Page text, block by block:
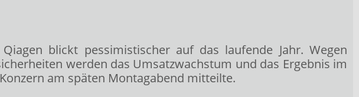
blickt pessimistischer auf das laufende Jahr. Wegen
werden das Umsatzwachstum und das Ergebnis im
am späten Montagabend mitteilte.